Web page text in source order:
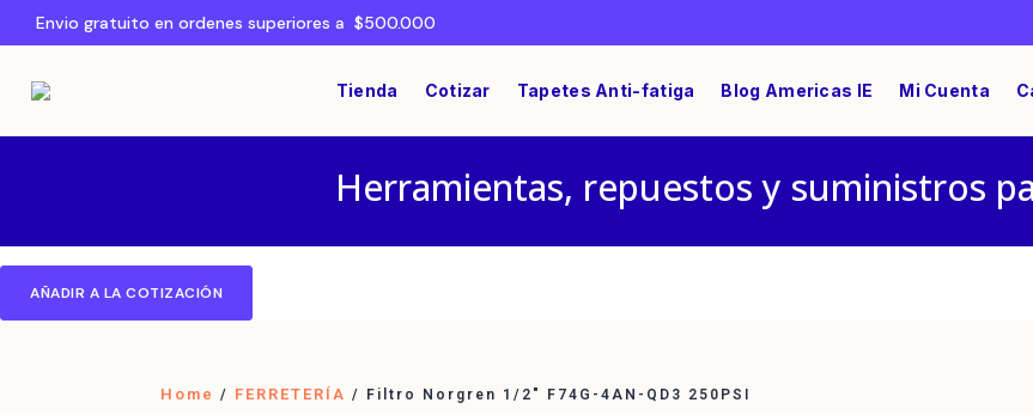
Envio gratuito en ordenes superiores a $500.000
Tienda Cotizar Tapetes Anti-fatiga Blog Americas IE Mi Cuenta
Herramientas, repuestos y suministros
AÑADIR A LA COTIZACIÓN
Home / FERRETERÍA / Filtro Norgren 1/2″ F74G-4AN-QD3 250PSI